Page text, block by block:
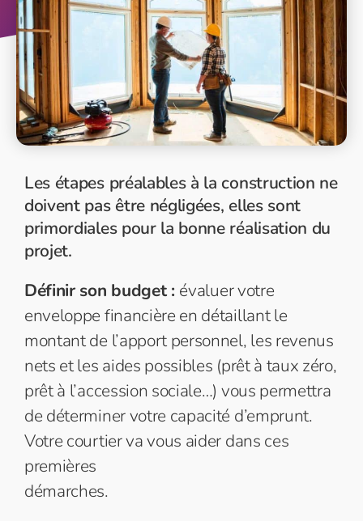
Les étapes préalables à la construction ne
doivent pas être négligées, elles sont
primordiales pour la bonne réalisation du
projet.
Définir son budget : évaluer votre
enveloppe financière en détaillant le
montant de l’apport personnel, les revenus
nets et les aides possibles (prêt à taux zéro,
prêt à l’accession sociale…) vous permettra
de déterminer votre capacité d’emprunt.
Votre courtier va vous aider dans ces
premières
démarches.